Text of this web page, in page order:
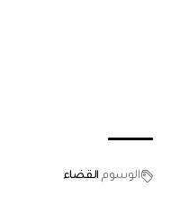
الوسوم القضاء